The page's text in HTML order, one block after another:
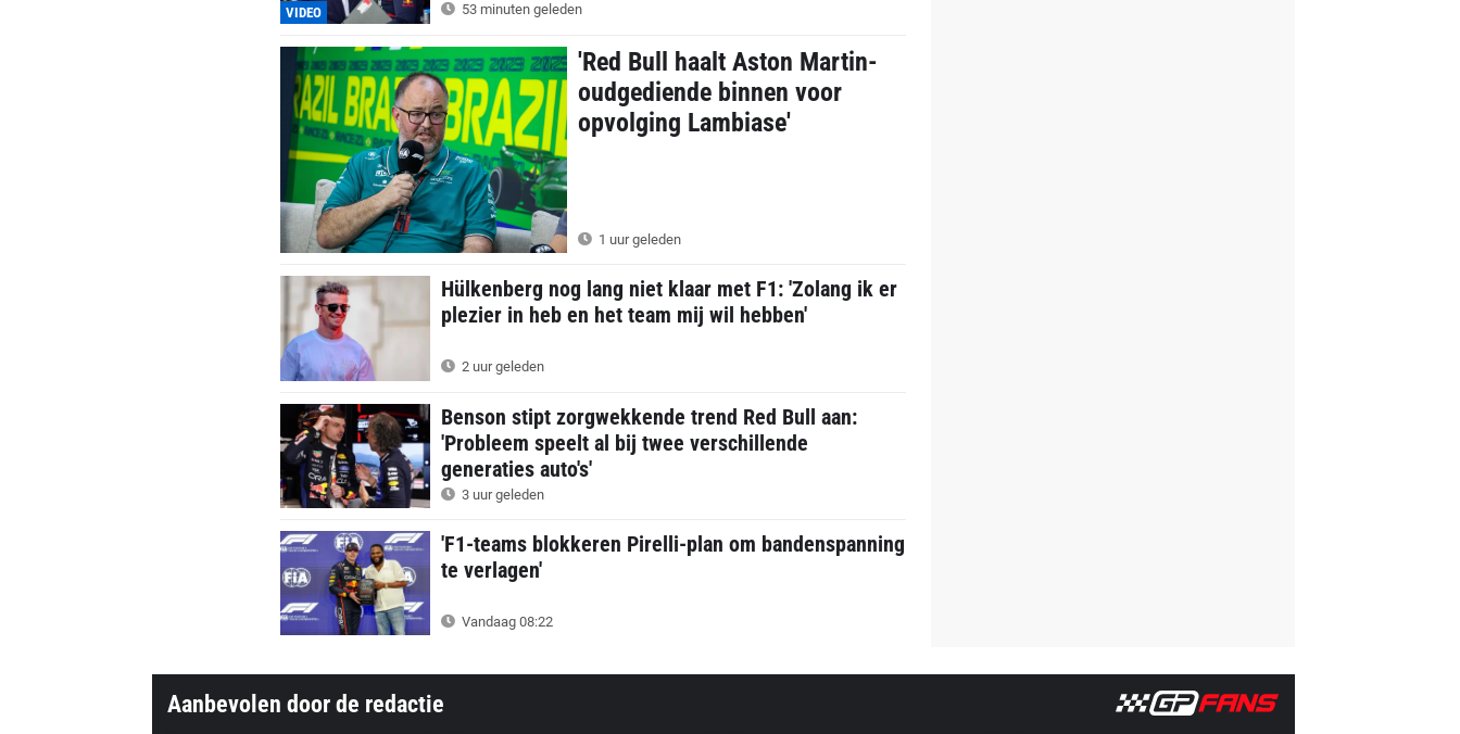
VIDEO 53 minuten geleden
'Red Bull haalt Aston Martin-
oudgediende binnen voor
opvolging Lambiase'
1 uur geleden
Hülkenberg nog lang niet klaar met F1: 'Zolang ik er
plezier in heb en het team mij wil hebben'
2 uur geleden
Benson stipt zorgwekkende trend Red Bull aan:
'Probleem speelt al bij twee verschillende
generaties auto's'
3 uur geleden
'F1-teams blokkeren Pirelli-plan om bandenspanning
te verlagen'
Vandaag 08:22
Aanbevolen door de redactie